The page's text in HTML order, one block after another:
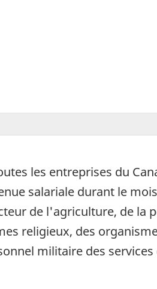
les entreprises du
salariale durant le
de l'agriculture, de la
religieux, des
militaire des services